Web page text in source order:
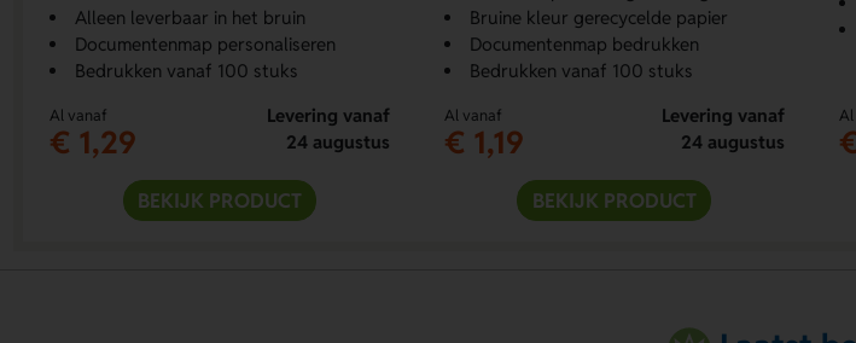
Alleen leverbaar in het bruin
Documentenmap personaliseren
Bedrukken vanaf 100 stuks
Al vanaf
€ 1,29
Levering vanaf
24 augustus
BEKIJK PRODUCT
Bruine kleur gerecycelde papier
Documentenmap bedrukken
Bedrukken vanaf 100 stuks
Al vanaf
€ 1,19
Levering vanaf
24 augustus
BEKIJK PRODUCT